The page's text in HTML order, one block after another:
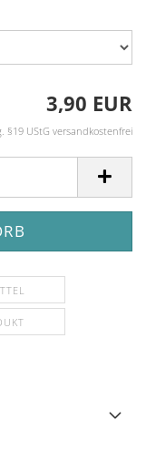
3,90 EUR
§19 UStG versandkostenfrei